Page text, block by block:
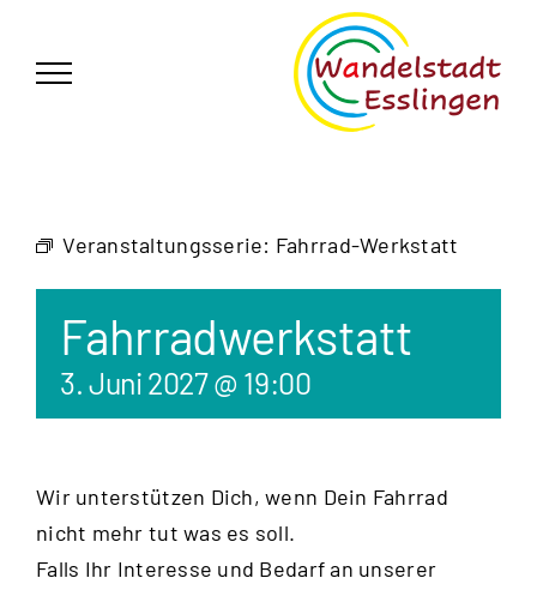
springen
Veranstaltungsserie: Fahrrad-Werkstatt
Fahrradwerkstatt
3. Juni 2027 @ 19:00
Wir unterstützen Dich, wenn Dein Fahrrad
nicht mehr tut was es soll.
Falls Ihr Interesse und Bedarf an unserer